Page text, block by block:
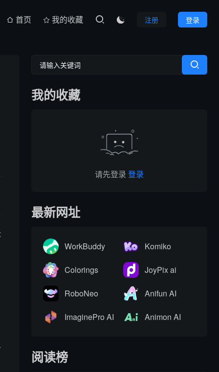
登录
注册

首页
我的收藏
我的收藏
请先登录 登录
最新网址
WorkBuddy Komiko
Colorings JoyPix ai
RoboNeo Anifun AI
ImaginePro AI Animon AI
阅读榜